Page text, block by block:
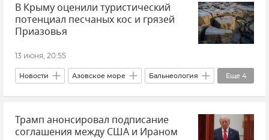
Крымский мост Керченский пролив
Керчь Тамань
В Крыму оценили туристический
потенциал песчаных кос и грязей
Приазовья
13 июня, 20:55
Еще 4
Новости Азовское море Бальнеология
Туризм Внутренний туризм
Геннадий Самохин Мнения
Трамп анонсировал подписание
соглашения между США и Ираном